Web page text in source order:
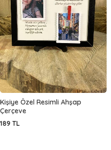
Kişiye Özel Resimli Ahşap
Çerçeve
189 TL